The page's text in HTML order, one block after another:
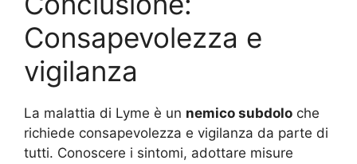
Consapevolezza e
vigilanza
La malattia di Lyme è un nemico subdolo che
richiede consapevolezza e vigilanza da parte di
tutti. Conoscere i sintomi, adottare misure